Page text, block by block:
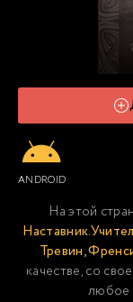
ANDROID
На этой
Тревин,
качестве, со
любое